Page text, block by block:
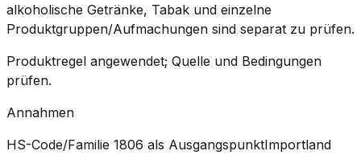
alkoholische Getränke, Tabak und einzelne
Produktgruppen/Aufmachungen sind separat zu prüfen.
Produktregel angewendet; Quelle und Bedingungen
prüfen.
Annahmen
HS-Code/Familie 1806 als AusgangspunktImportland